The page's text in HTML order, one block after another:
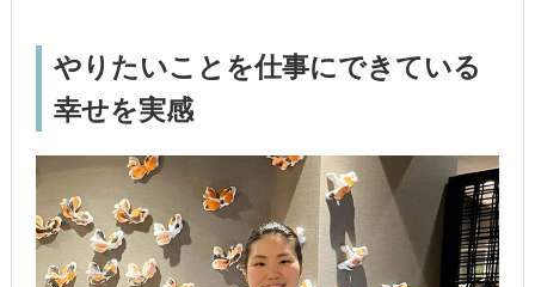
やりたいことを仕事にできている
幸せを実感